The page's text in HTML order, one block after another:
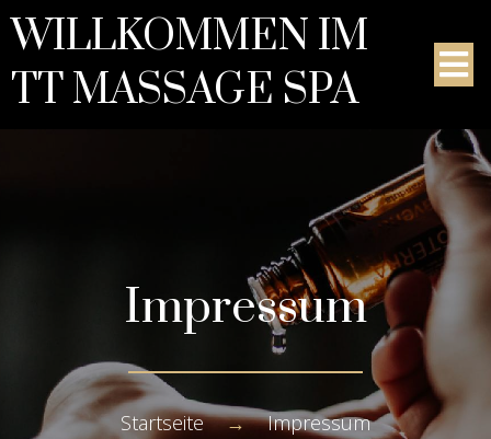
WILLKOMMEN IM
TT MASSAGE SPA
Impressum
Startseite→Impressum